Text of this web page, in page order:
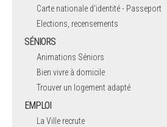
Carte nationale d'identité - Passeport
Elections, recensements
SÉNIORS
Animations Séniors
Bien vivre à domicile
Trouver un logement adapté
EMPLOI
La Ville recrute